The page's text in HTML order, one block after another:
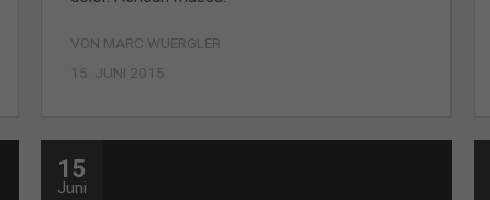
VON MARC WUERGLER
15. JUNI 2015
15
Juni